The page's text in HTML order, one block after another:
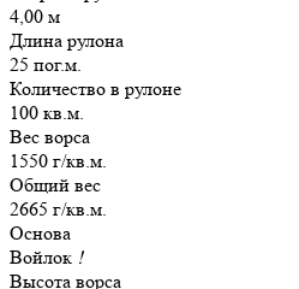
4,00 м
Длина рулона
25 пог.м.
Количество в рулоне
100 кв.м.
Вес ворса
1550 г/кв.м.
Общий вес
2665 г/кв.м.
Основа
Войлок !
Высота ворса